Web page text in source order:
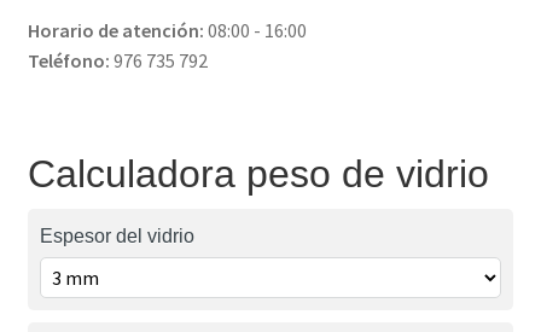
Horario de atención: 08:00 - 16:00
Teléfono: 976 735 792
Calculadora peso de vidrio
Espesor del vidrio